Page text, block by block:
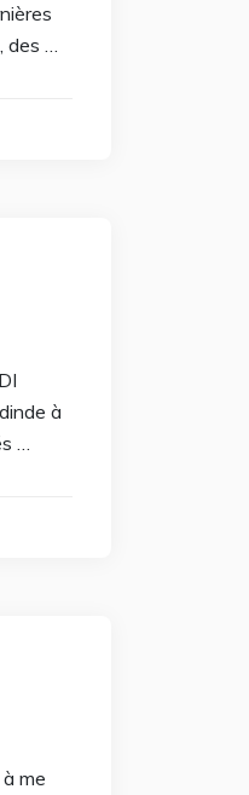
des …
à
…
me